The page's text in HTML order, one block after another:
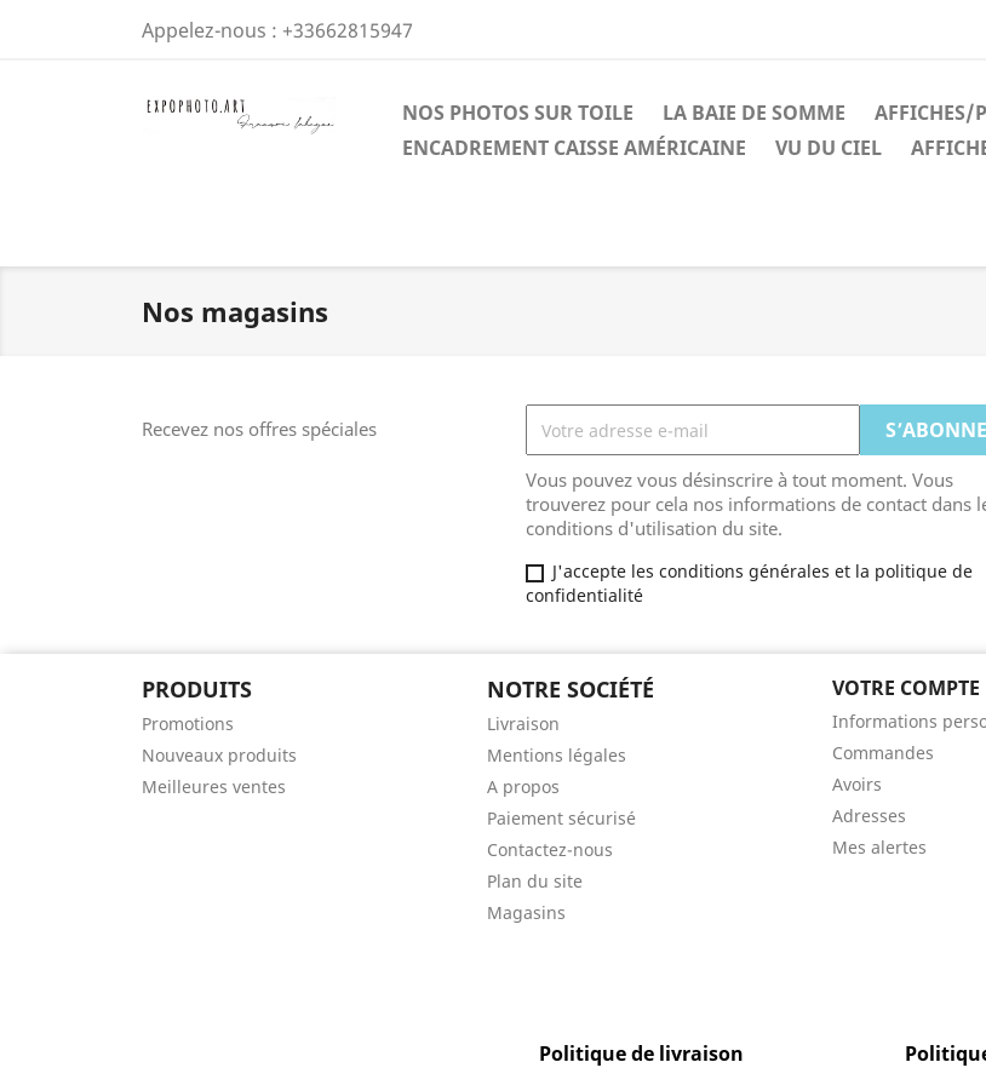
Appelez-nous : +33662815947
NOS PHOTOS SUR TOILE LA BAIE DE SOMME AFFICHES/
ENCADREMENT CAISSE AMÉRICAINE
VU DU CIEL
Nos magasins
Recevez nos offres spéciales
Vous pouvez vous désinscrire à tout moment. Vous
trouverez pour cela nos informations de contact dans
conditions d'utilisation du site.
J'accepte les conditions générales et la politique de
confidentialité
PRODUITS
Promotions
Nouveaux produits
Meilleures ventes
NOTRE SOCIÉTÉ
Livraison
Mentions légales
A propos
Paiement sécurisé
Contactez-nous
Plan du site
Magasins
VOTRE COMPTE
Informations
Commandes
Avoirs
Adresses
Mes alertes
Politique de livraison